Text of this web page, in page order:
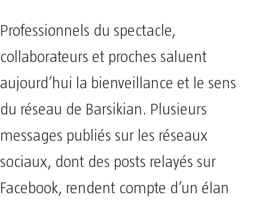
Professionnels du spectacle,
collaborateurs et proches saluent
aujourd’hui la bienveillance et le sens
du réseau de Barsikian. Plusieurs
messages publiés sur les réseaux
sociaux, dont des posts relayés sur
Facebook, rendent compte d’un élan